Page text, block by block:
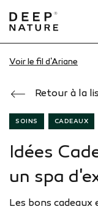
Voir le fil d'Ariane
Idées Cadeaux : un
Retour à la
SOINS CADEAUX
Idées
un spa
Les bons cadeaux